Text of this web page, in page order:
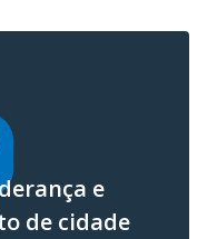
e
de cidade